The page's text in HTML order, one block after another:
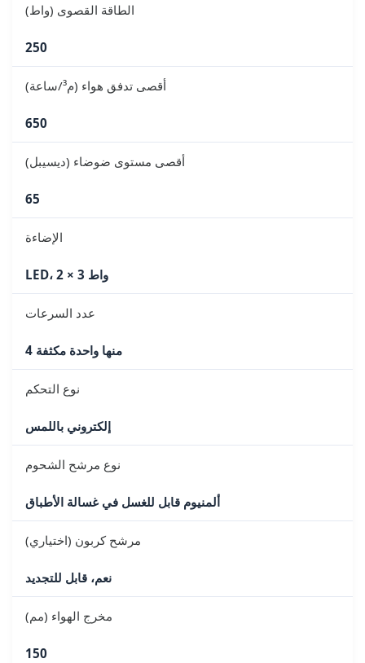
الطاقة القصوى (واط)
250
أقصى تدفق هواء (م³/ساعة)
650
أقصى مستوى ضوضاء (ديسيبل)
65
الإضاءة
LED، 2 × 3 واط
عدد السرعات
4 منها واحدة مكثفة
نوع التحكم
إلكتروني باللمس
نوع مرشح الشحوم
ألمنيوم قابل للغسل في غسالة الأطباق
مرشح كربون (اختياري)
نعم، قابل للتجديد
مخرج الهواء (مم)
150